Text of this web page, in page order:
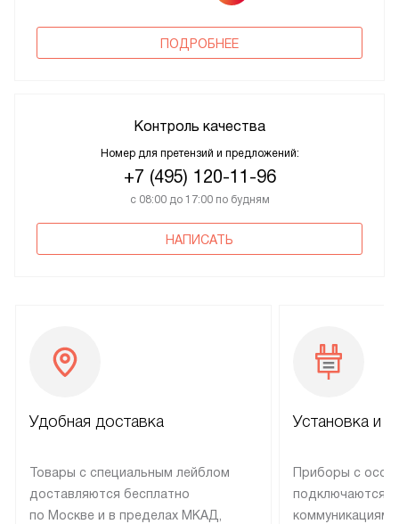
ПОДРОБНЕЕ
Контроль качества
Номер для претензий и предложений:
+7 (495) 120-11-96
с 08:00 до 17:00 по будням
НАПИСАТЬ
Удобная доставка
Товары с специальным лейблом
доставляются бесплатно
по Москве и в пределах МКАД,
Установка и
Приборы с
подключаются к
коммуникациям